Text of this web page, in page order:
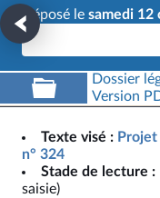
Déposé le samedi 12
Dossier
Version
Texte visé :
n° 324
Stade de lecture :
saisie)